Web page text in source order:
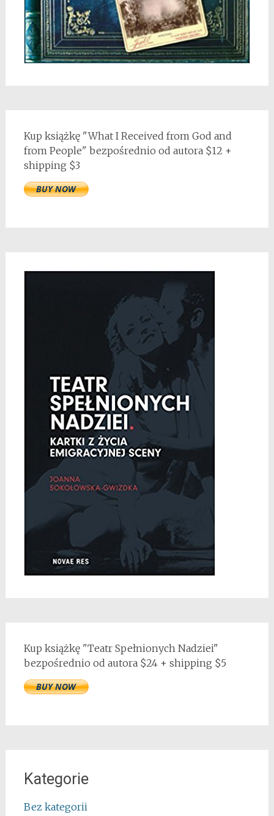
Kup książkę "What I Received from God and
from People" bezpośrednio od autora $12 +
shipping $3
Kup książkę "Teatr Spełnionych Nadziei"
bezpośrednio od autora $24 + shipping $5
Kategorie
Bez kategorii